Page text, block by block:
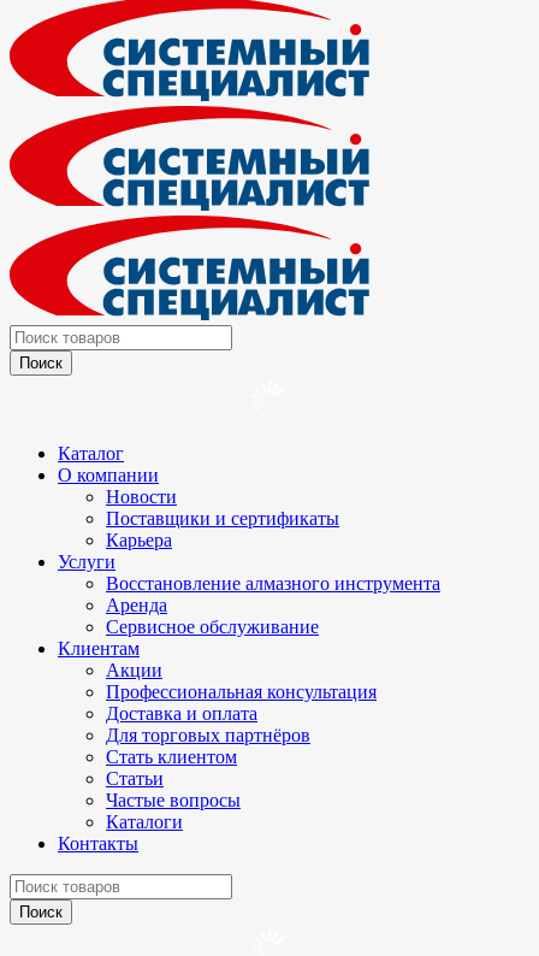
Каталог
О компании
Новости
Поставщики и сертификаты
Карьера
Услуги
Восстановление алмазного инструмента
Аренда
Сервисное обслуживание
Клиентам
Акции
Профессиональная консультация
Доставка и оплата
Для торговых партнёров
Стать клиентом
Статьи
Частые вопросы
Каталоги
Контакты